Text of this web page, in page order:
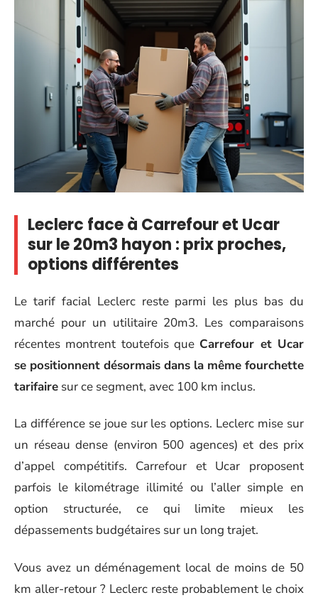
Leclerc face à Carrefour et Ucar
sur le 20m3 hayon : prix proches,
options différentes
Le tarif facial Leclerc reste parmi les plus bas du
marché pour un utilitaire 20m3. Les comparaisons
récentes montrent toutefois que Carrefour et Ucar
se positionnent désormais dans la même fourchette
tarifaire sur ce segment, avec 100 km inclus.
La différence se joue sur les options. Leclerc mise sur
un réseau dense (environ 500 agences) et des prix
d’appel compétitifs. Carrefour et Ucar proposent
parfois le kilométrage illimité ou l’aller simple en
option structurée, ce qui limite mieux les
dépassements budgétaires sur un long trajet.
Vous avez un déménagement local de moins de 50
km aller-retour ? Leclerc reste probablement le choix